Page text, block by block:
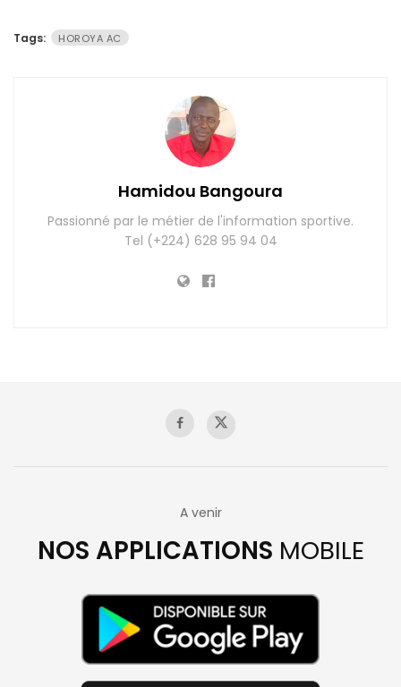
Tags: HOROYA AC
Hamidou Bangoura
Passionné par le métier de l'information sportive.
Tel (+224) 628 95 94 04
A venir
NOS APPLICATIONS MOBILE